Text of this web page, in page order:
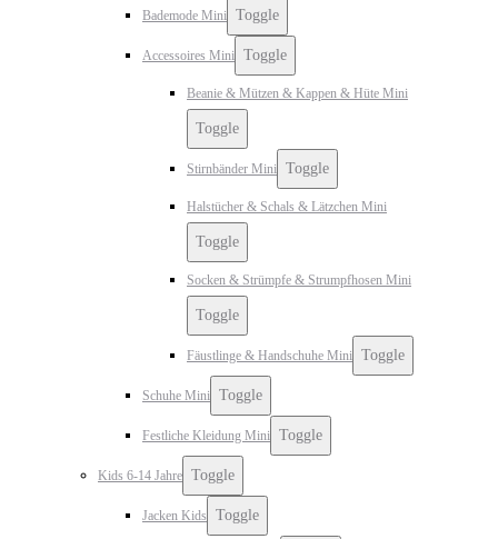
Bademode Mini Toggle
Accessoires Mini Toggle
Beanie & Mützen & Kappen & Hüte Mini
Toggle
Stirnbänder Mini Toggle
Halstücher & Schals & Lätzchen Mini
Toggle
Socken & Strümpfe & Strumpfhosen Mini
Toggle
Fäustlinge & Handschuhe Mini Toggle
Schuhe Mini Toggle
Festliche Kleidung Mini Toggle
Kids 6-14 Jahre Toggle
Jacken Kids Toggle